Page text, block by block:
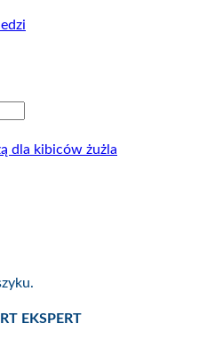
dla kibiców żużla
EKSPERT